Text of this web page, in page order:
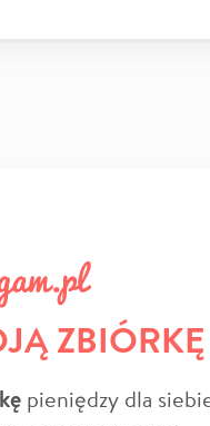
ZBIÓRKĘ
pieniędzy dla